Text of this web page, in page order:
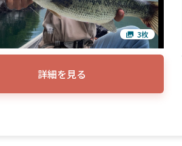
3枚
詳細を見る